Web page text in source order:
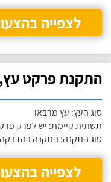
לצפייה
התקנת פרקט עץ,
סוג העץ: עץ מרבאו
תשתית קיימת: יש לפרק
סוג התקנה: התקנה בהדבקה
לצפייה